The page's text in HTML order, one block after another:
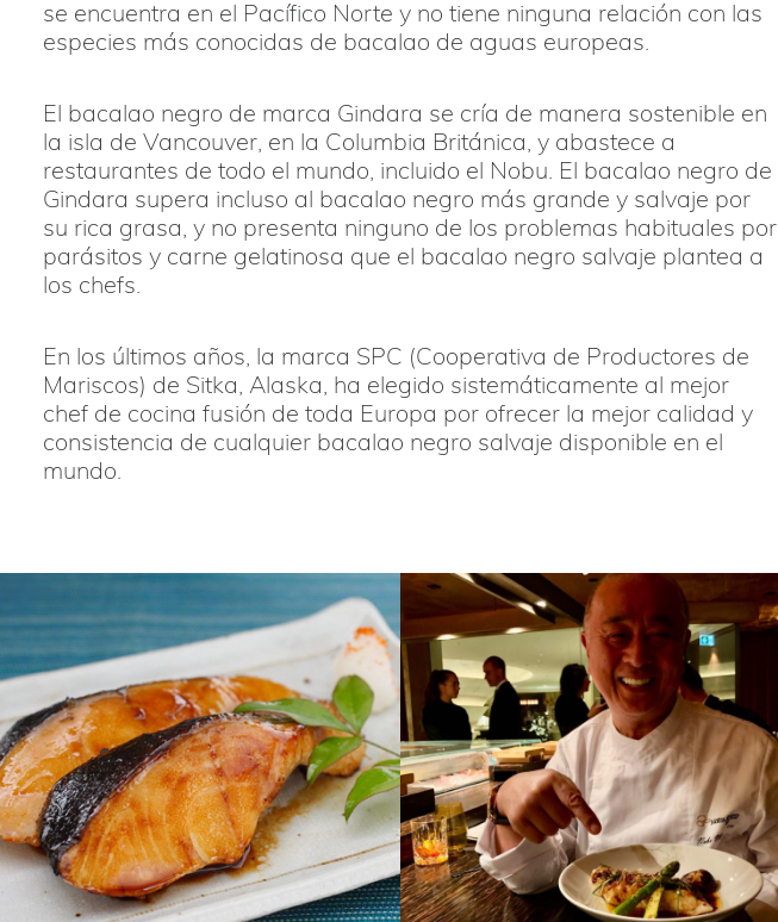
se encuentra en el Pacífico Norte y no tiene ninguna relación con las
especies más conocidas de bacalao de aguas europeas.
El bacalao negro de marca Gindara se cría de manera sostenible en
la isla de Vancouver, en la Columbia Británica, y abastece a
restaurantes de todo el mundo, incluido el Nobu. El bacalao negro de
Gindara supera incluso al bacalao negro más grande y salvaje por
su rica grasa, y no presenta ninguno de los problemas habituales por
parásitos y carne gelatinosa que el bacalao negro salvaje plantea a
los chefs.
En los últimos años, la marca SPC (Cooperativa de Productores de
Mariscos) de Sitka, Alaska, ha elegido sistemáticamente al mejor
chef de cocina fusión de toda Europa por ofrecer la mejor calidad y
consistencia de cualquier bacalao negro salvaje disponible en el
mundo.